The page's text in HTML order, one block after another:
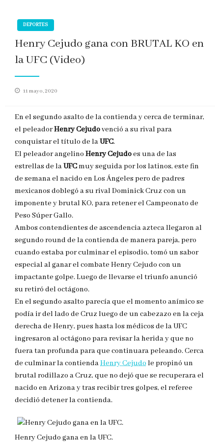
DEPORTES
Henry Cejudo gana con BRUTAL KO en
la UFC (Video)
Publicado
11 mayo, 2020
En el segundo asalto de la contienda y cerca de terminar,
el peleadorHenry Cejudovenció a su rival para
conquistar el título de laUFC.
El peleador angelino Henry Cejudoes una de las
estrellas de laUFCmuy seguida por los latinos, este fin
de semana el nacido en Los Ángeles pero de padres
mexicanos doblegó a su rival Dominick Cruz con un
imponente y brutal KO, para retener el Campeonato de
Peso Súper Gallo.
Ambos contendientes de ascendencia azteca llegaron al
segundo round de la contienda de manera pareja, pero
cuando estaba por culminar el episodio, tomó un sabor
especial al ganar el combate Henry Cejudo con un
impactante golpe. Luego de llevarse el triunfo anunció
su retiró del octágono.
En el segundo asalto parecía que el momento anímico se
podía ir del lado de Cruz luego de un cabezazo en la ceja
derecha de Henry, pues hasta los médicos de la UFC
ingresaron al octágono para revisar la herida y que no
fuera tan profunda para que continuara peleando. Cerca
de culminar la contiendaHenry Cejudo le propinó un
brutal rodillazo a Cruz, que no dejó que se recuperara el
nacido en Arizona y tras recibir tres golpes, el referee
decidió detener la contienda.
Henry Cejudo gana en la UFC.